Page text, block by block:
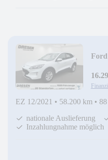
EZ 12/2021 • 58.200 km •
nationale Auslieferung
Inzahlungnahme möglich